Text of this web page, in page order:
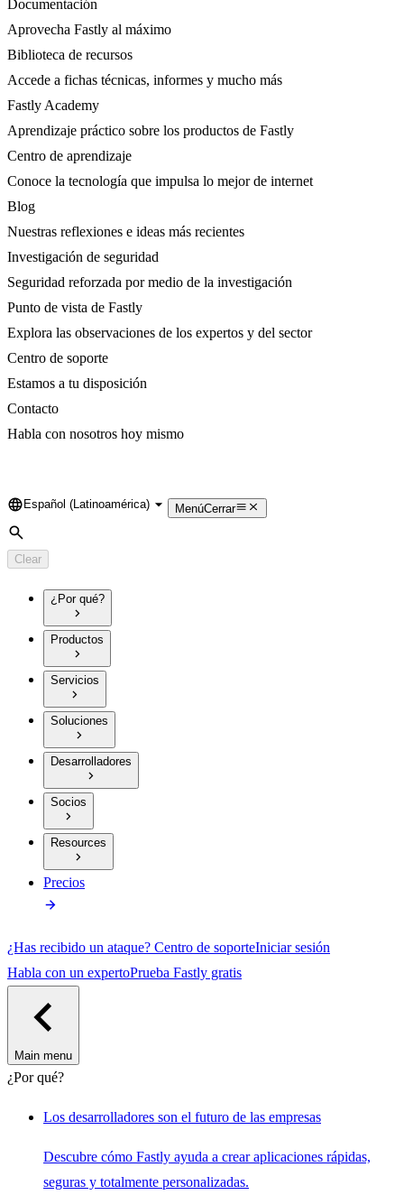
Documentación
Aprovecha Fastly al máximo
Biblioteca de recursos
Accede a fichas técnicas, informes y mucho más
Fastly Academy
Aprendizaje práctico sobre los productos de Fastly
Centro de aprendizaje
Conoce la tecnología que impulsa lo mejor de internet
Blog
Nuestras reflexiones e ideas más recientes
Investigación de seguridad
Seguridad reforzada por medio de la investigación
Punto de vista de Fastly
Explora las observaciones de los expertos y del sector
Centro de soporte
Estamos a tu disposición
Contacto
Habla con nosotros hoy mismo
Language
Español (Latinoamérica) MenúCerrar
Search
Clear
¿Por qué?
Productos
Servicios
Soluciones
Desarrolladores
Socios
Resources
Precios
¿Has recibido un ataque? Centro de soporteIniciar sesión
Habla con un expertoPrueba Fastly gratis
Main menu
¿Por qué?
Los desarrolladores son el futuro de las empresas
Descubre cómo Fastly ayuda a crear aplicaciones rápidas,
seguras y totalmente personalizadas.